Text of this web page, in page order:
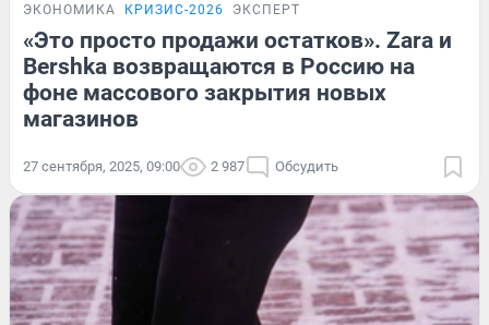
ЭКОНОМИКА КРИЗИС-2026 ЭКСПЕРТ
«Это просто продажи остатков». Zara и
Bershka возвращаются в Россию на
фоне массового закрытия новых
магазинов
27 сентября, 2025, 09:00 2 987 Обсудить